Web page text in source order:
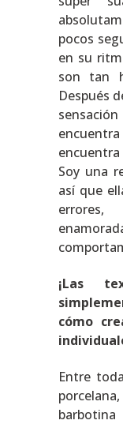
pocos
en su
son tan
Después
Soy una
así que
¡Las
cómo
Entre